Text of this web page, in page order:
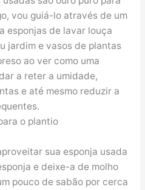
vou guiá-lo através de um
esponjas de lavar louça
jardim e vasos de plantas
ao ver como uma
a reter a umidade,
e até mesmo reduzir a
o plantio
sua esponja usada
e deixe-a de molho
pouco de sabão por cerca